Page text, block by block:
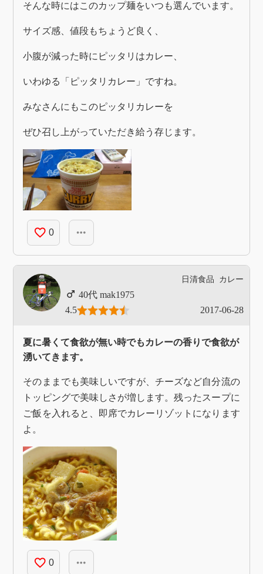
そんな時にはこのカップ麺をいつも選んでいます。
サイズ感、値段もちょうど良く、
小腹が減った時にピッタリはカレー、
いわゆる「ピッタリカレー」ですね。
みなさんにもこのピッタリカレーを
ぜひ召し上がっていただき給う存じます。
favorite_border 0 more_horiz
日清食品 カレー
mak1975
4.5
2017-06-28
夏に暑くて食欲が無い時でもカレーの香りで食欲が
湧いてきます。
そのままでも美味しいですが、チーズなど自分流の
トッピングで美味しさが増します。残ったスープに
ご飯を入れると、即席でカレーリゾットになります
よ。
favorite_border 0 more_horiz